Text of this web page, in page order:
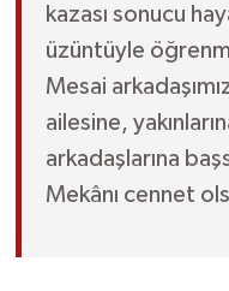
kazası sonucu
üzüntüyle
Mesai
ailesine,
arkadaşlarına
Mekânı cennet